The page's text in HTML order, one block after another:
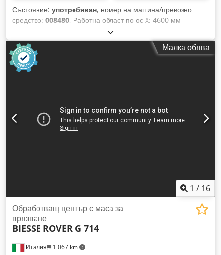
Състояние: употребяван, номер на машина/превозно
средство: 008480, Работна област по ос X: 4600 мм
Работна област по ос Y: 1550 мм Работна повърхност:
Оборудвана с вакуумни конзолни опори Chjdjy Edqkspfx
Ahboa Мощност на основния шпиндел: 15 kW Брой
контролирани оси: 5 оси Брой шпиндели за пробиване: 31
Брой места за инструменти: 58
Малка обява
1 / 16
Италия 1 067 km
Обработващ център с маса за
врязване
BIESSE ROVER G 714